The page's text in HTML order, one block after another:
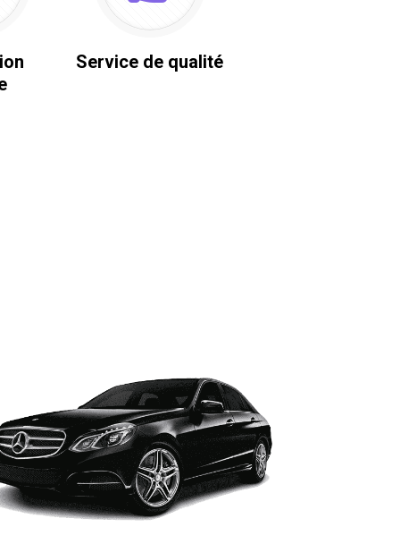
Service de qualité